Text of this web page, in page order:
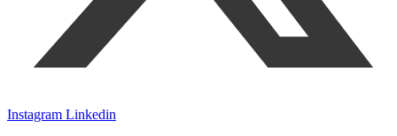
Instagram Linkedin